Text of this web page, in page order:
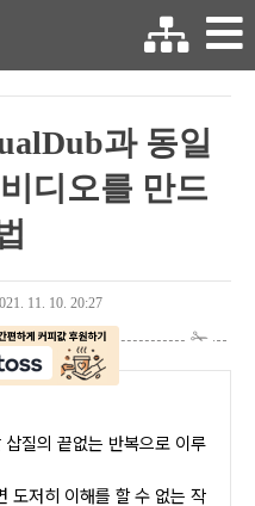
과 동일
디오를 만드
11. 10. 20:27